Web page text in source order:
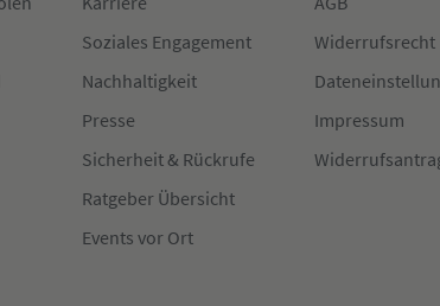
Soziales Engagement
Nachhaltigkeit
Presse
Sicherheit & Rückrufe
Ratgeber Übersicht
Events vor Ort
Widerrufsrecht
Impressum